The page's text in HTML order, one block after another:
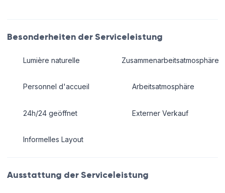
Besonderheiten der Serviceleistung
Lumière naturelle
Personnel d'accueil
24h/24 geöffnet
Informelles Layout
Zusammenarbeitsatmosphäre
Arbeitsatmosphäre
Externer Verkauf
Ausstattung der Serviceleistung